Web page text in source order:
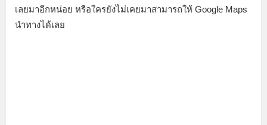
เลยมาอีกหน่อย หรือใครยังไม่เคยมาสามารถให้ Google Maps
นำทางได้เลย